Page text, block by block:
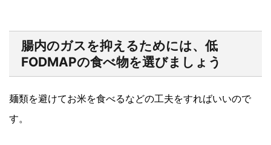
腸内のガスを抑えるためには、低
FODMAPの食べ物を選びましょう
麺類を避けてお米を食べるなどの工夫をすればいいので
す。